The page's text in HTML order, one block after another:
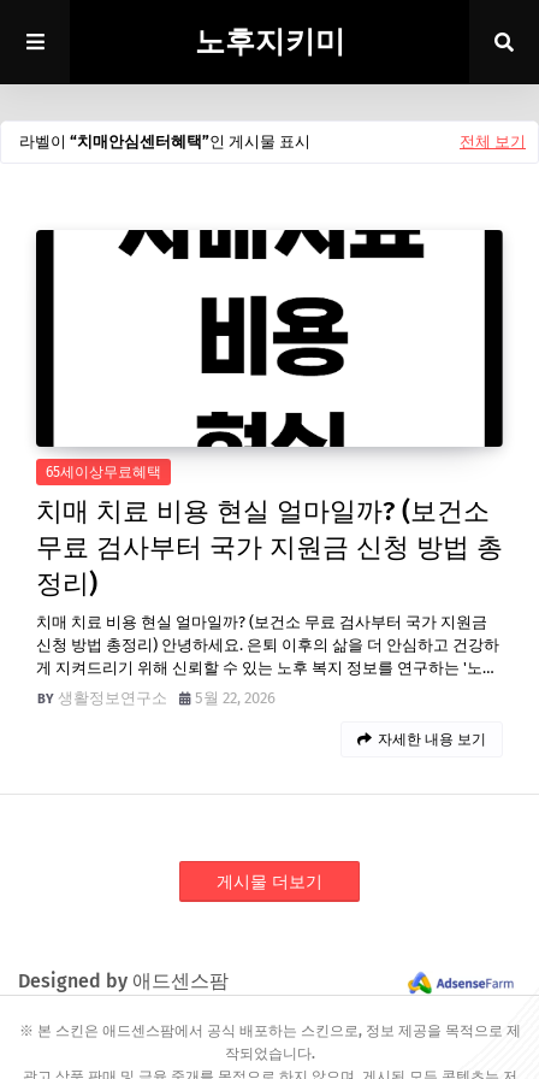
노후지키미
라벨이 치매안심센터혜택 인 게시물 표시 전체 보기
65세이상무료혜택
치매 치료 비용 현실 얼마일까? (보건소
무료 검사부터 국가 지원금 신청 방법 총
정리)
치매 치료 비용 현실 얼마일까? (보건소 무료 검사부터 국가 지원금
신청 방법 총정리) 안녕하세요. 은퇴 이후의 삶을 더 안심하고 건강하
게 지켜드리기 위해 신뢰할 수 있는 노후 복지 정보를 연구하는 '노…
생활정보연구소
5월 22, 2026
자세한 내용 보기
게시물 더보기
Designed by 애드센스팜
※ 본 스킨은 애드센스팜에서 공식 배포하는 스킨으로, 정보 제공을 목적으로 제
작되었습니다.